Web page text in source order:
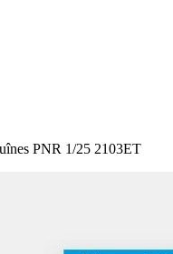
PNR 1/25 2103ET